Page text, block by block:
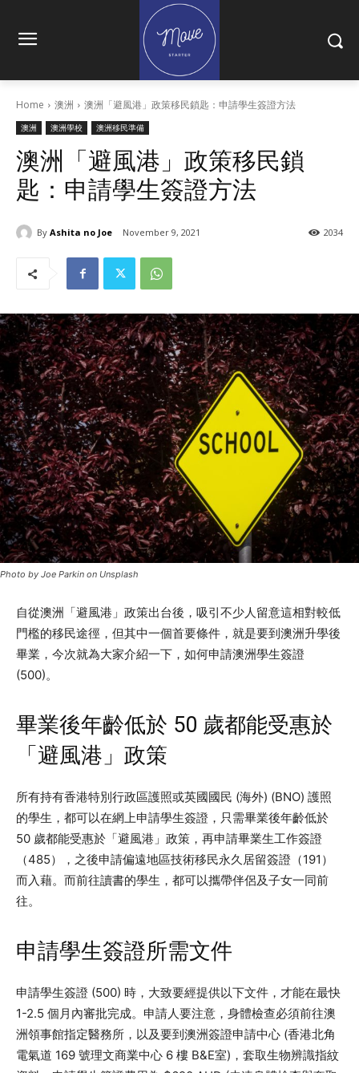
Home 澳洲 澳洲「避風港」政策移民鎖匙：申請學生簽證方法
澳洲 澳洲學校 澳洲移民準備
澳洲「避風港」政策移民鎖
匙：申請學生簽證方法
By Ashita no Joe November 9, 2021 2034
Photo by Joe Parkin on Unsplash
自從澳洲「避風港」政策出台後，吸引不少人留意這相對較低
門檻的移民途徑，但其中一個首要條件，就是要到澳洲升學後
畢業，今次就為大家介紹一下，如何申請澳洲學生簽證
(500)。
畢業後年齡低於 50 歲都能受惠於
「避風港」政策
所有持有香港特別行政區護照或英國國民 (海外) (BNO) 護照
的學生，都可以在網上申請學生簽證，只需畢業後年齡低於
50 歲都能受惠於「避風港」政策，再申請畢業生工作簽證
（485），之後申請偏遠地區技術移民永久居留簽證（191）
而入藉。而前往讀書的學生，都可以攜帶伴侶及子女一同前
往。
申請學生簽證所需文件
申請學生簽證 (500) 時，大致要經提供以下文件，才能在最快
1-2.5 個月內審批完成。申請人要注意，身體檢查必須前往澳
洲領事館指定醫務所，以及要到澳洲簽證申請中心 (香港北角
電氣道 169 號理文商業中心 6 樓 B&E室)，套取生物辨識指紋